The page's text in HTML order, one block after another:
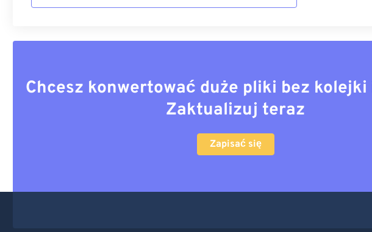
Chcesz konwertować duże pliki bez
Zaktualizuj teraz
Zapisać się